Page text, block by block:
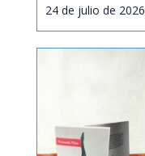
24 de julio de 2026